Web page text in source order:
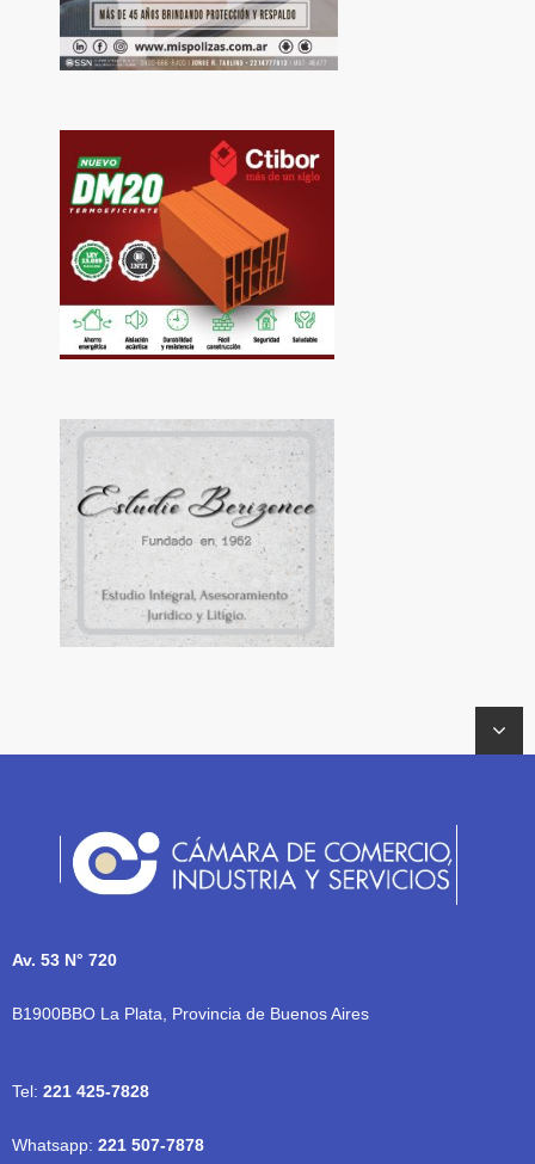
Av. 53 N° 720
B1900BBO La Plata, Provincia de Buenos Aires
Tel: 221 425-7828
Whatsapp: 221 507-7878